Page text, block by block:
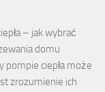
– jak wybrać
domu
pompie ciepła może
zrozumienie ich